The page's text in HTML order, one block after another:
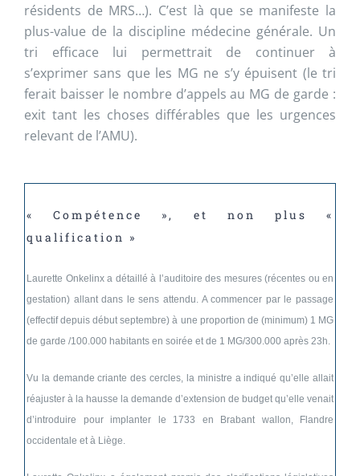
résidents de MRS…). C’est là que se manifeste la
plus-value de la discipline médecine générale. Un
tri efficace lui permettrait de continuer à
s’exprimer sans que les MG ne s’y épuisent (le tri
ferait baisser le nombre d’appels au MG de garde :
exit tant les choses différables que les urgences
relevant de l’AMU).
« Compétence », et non plus «
qualification »
Laurette Onkelinx a détaillé à l’auditoire des mesures (récentes ou en
gestation) allant dans le sens attendu. A commencer par le passage
(effectif depuis début septembre) à une proportion de (minimum) 1 MG
de garde /100.000 habitants en soirée et de 1 MG/300.000 après 23h.
Vu la demande criante des cercles, la ministre a indiqué qu’elle allait
réajuster à la hausse la demande d’extension de budget qu’elle venait
d’introduire pour implanter le 1733 en Brabant wallon, Flandre
occidentale et à Liège.